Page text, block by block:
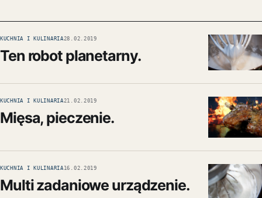
KUCHNIA I KULINARIA28.02.2019
Ten robot planetarny.
KUCHNIA I KULINARIA21.02.2019
Mięsa, pieczenie.
KUCHNIA I KULINARIA 16.02.2019
Multi zadaniowe urządzenie.